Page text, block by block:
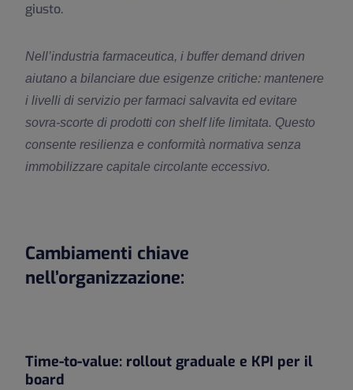
giusto.
Nell’industria farmaceutica, i buffer demand driven
aiutano a bilanciare due esigenze critiche: mantenere
i livelli di servizio per farmaci salvavita ed evitare
sovra-scorte di prodotti con shelf life limitata. Questo
consente resilienza e conformità normativa senza
immobilizzare capitale circolante eccessivo.
Cambiamenti chiave
nell’organizzazione:
Time-to-value: rollout graduale e KPI per il
board